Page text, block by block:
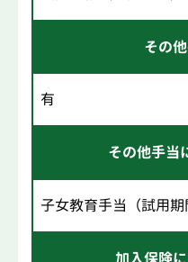
その
有
その他手当
子女教育手当（試用期